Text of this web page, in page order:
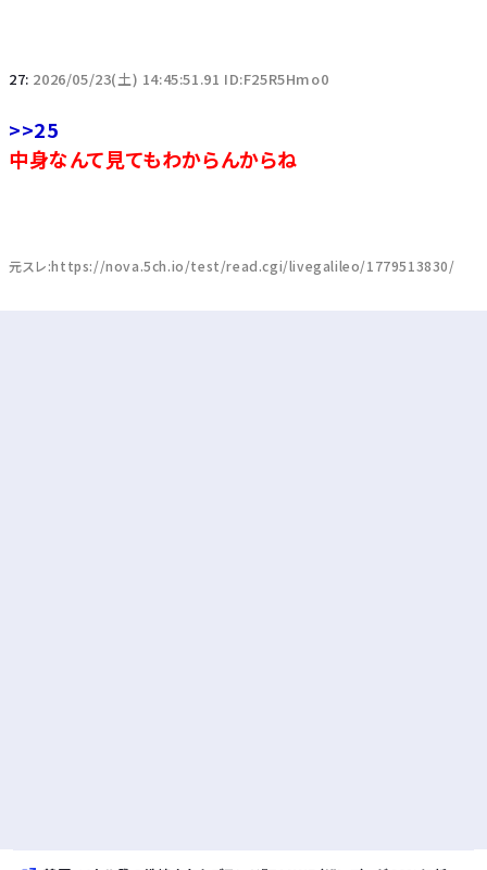
27: 2026/05/23(土) 14:45:51.91 ID:F25R5Hmo0
>>25
中身なんて見てもわからんからね
元スレ:https://nova.5ch.io/test/read.cgi/livegalileo/1779513830/